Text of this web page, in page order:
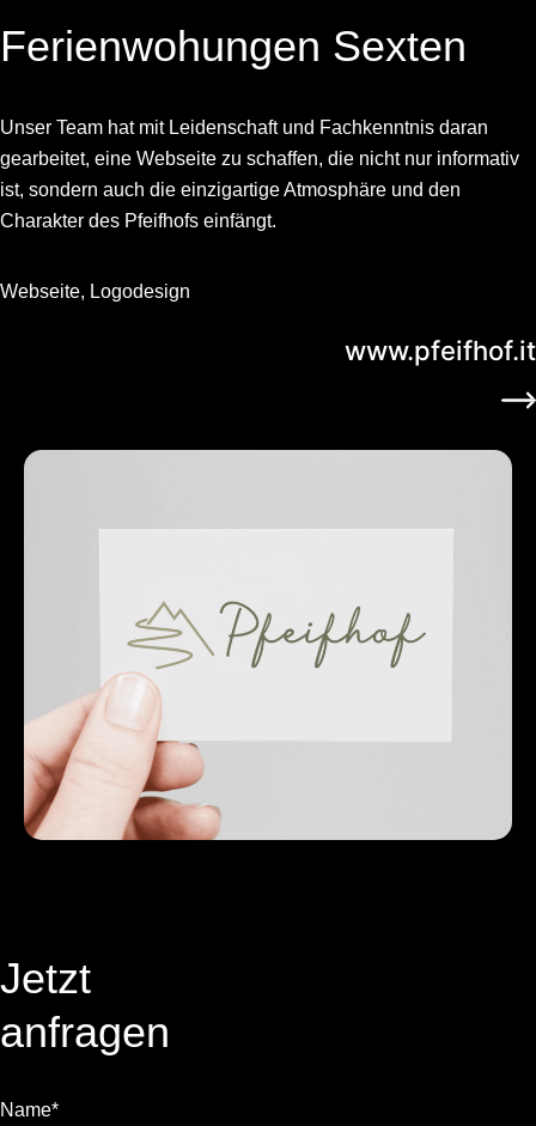
Ferienwohungen Sexten
Unser Team hat mit Leidenschaft und Fachkenntnis daran
gearbeitet, eine Webseite zu schaffen, die nicht nur informativ
ist, sondern auch die einzigartige Atmosphäre und den
Charakter des Pfeifhofs einfängt.
Webseite, Logodesign
www.pfeifhof.it
Jetzt
anfragen
Name*